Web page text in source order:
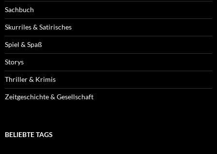
Sachbuch
Skurriles & Satirisches
Spiel & Spaß
Storys
Thriller & Krimis
Zeitgeschichte & Gesellschaft
BELIEBTE TAGS